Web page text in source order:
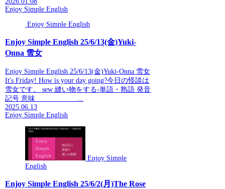
Enjoy Simple English
Enjoy Simple English
Enjoy Simple English 25/6/13(金)Yuki-
Onna 雪女
Enjoy Simple English 25/6/13(金)Yuki-Onna 雪女
It's Friday! How is your day going?今日の怪談は
雪女です。 sew 縫い物をする-単語・熟語 発音
記号 意味 ...
2025.06.13
Enjoy Simple English
Enjoy Simple
English
Enjoy Simple English 25/6/2(月)The Rose